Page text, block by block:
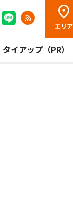
エリア
タイアップ（PR）